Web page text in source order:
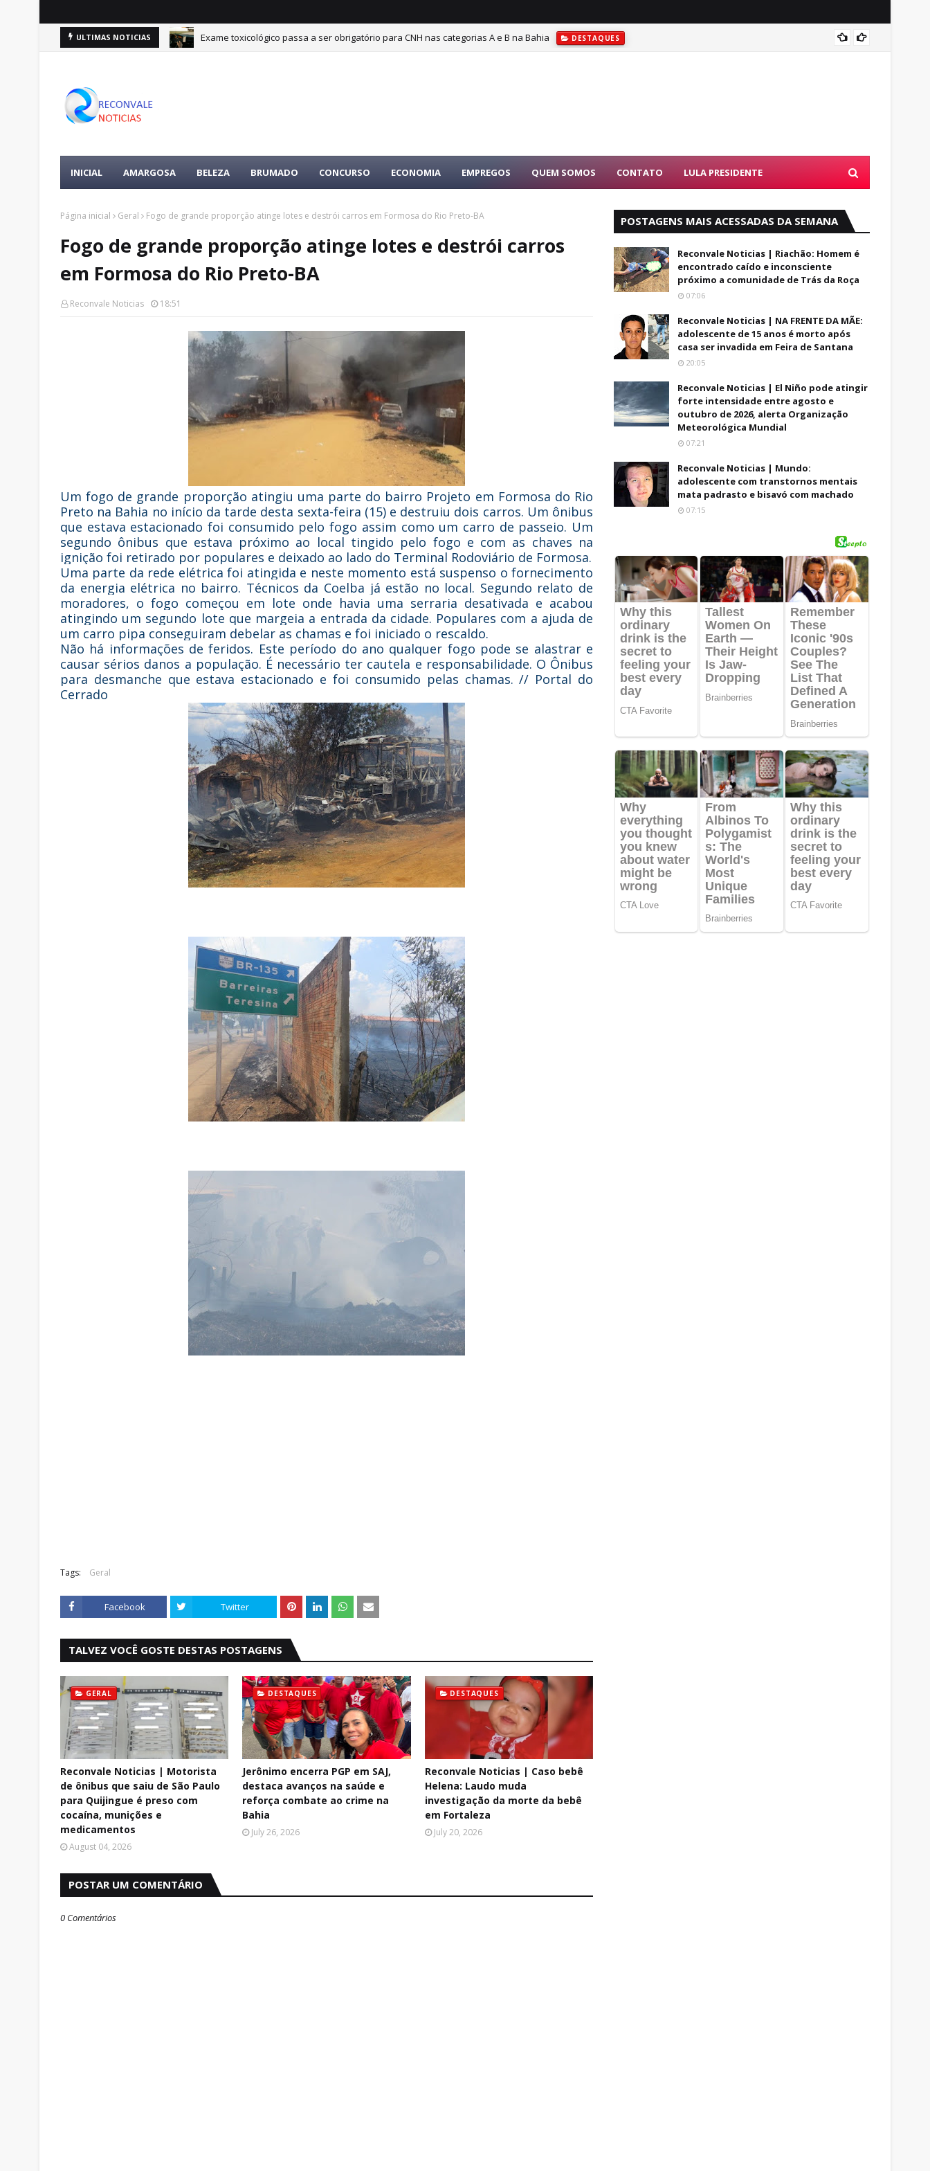
ULTIMAS NOTICIAS Exame toxicológico passa a ser obrigatório para CNH nas categorias A e B na Bahia DESTAQUES
INICIAL AMARGOSA BELEZA BRUMADO CONCURSO ECONOMIA EMPREGOS QUEM SOMOS CONTATO LULA PRESIDENTE
Página inicial Geral Fogo de grande proporção atinge lotes e destrói carros em Formosa do Rio Preto-BA
Fogo de grande proporção atinge lotes e destrói carros
em Formosa do Rio Preto-BA
Reconvale Noticias 18:51
Um fogo de grande proporção atingiu uma parte do bairro Projeto em Formosa do Rio
Preto na Bahia no início da tarde desta sexta-feira (15) e destruiu dois carros. Um ônibus
que estava estacionado foi consumido pelo fogo assim como um carro de passeio. Um
segundo ônibus que estava próximo ao local tingido pelo fogo e com as chaves na
ignição foi retirado por populares e deixado ao lado do Terminal Rodoviário de Formosa.
Uma parte da rede elétrica foi atingida e neste momento está suspenso o fornecimento
da energia elétrica no bairro. Técnicos da Coelba já estão no local. Segundo relato de
moradores, o fogo começou em lote onde havia uma serraria desativada e acabou
atingindo um segundo lote que margeia a entrada da cidade. Populares com a ajuda de
um carro pipa conseguiram debelar as chamas e foi iniciado o rescaldo.
Não há informações de feridos. Este período do ano qualquer fogo pode se alastrar e
causar sérios danos a população. É necessário ter cautela e responsabilidade. O Ônibus
para desmanche que estava estacionado e foi consumido pelas chamas. // Portal do
Cerrado
Tags: Geral
Facebook Twitter
TALVEZ VOCÊ GOSTE DESTAS POSTAGENS
GERAL
Reconvale Noticias | Motorista
de ônibus que saiu de São Paulo
para Quijingue é preso com
cocaína, munições e
medicamentos
August 04, 2026
DESTAQUES
Jerônimo encerra PGP em SAJ,
destaca avanços na saúde e
reforça combate ao crime na
Bahia
July 26, 2026
DESTAQUES
Reconvale Noticias | Caso bebê
Helena: Laudo muda
investigação da morte da bebê
em Fortaleza
July 20, 2026
POSTAR UM COMENTÁRIO
0 Comentários
POSTAGENS MAIS ACESSADAS DA SEMANA
Reconvale Noticias | Riachão: Homem é
encontrado caído e inconsciente
próximo a comunidade de Trás da Roça
07:06
Reconvale Noticias | NA FRENTE DA MÃE:
adolescente de 15 anos é morto após
casa ser invadida em Feira de Santana
20:05
Reconvale Noticias | El Niño pode atingir
forte intensidade entre agosto e
outubro de 2026, alerta Organização
Meteorológica Mundial
07:21
Reconvale Noticias | Mundo:
adolescente com transtornos mentais
mata padrasto e bisavó com machado
07:15